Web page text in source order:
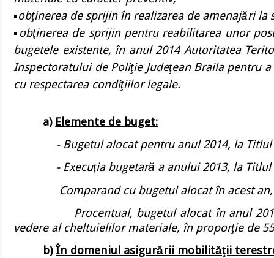
▪obţinerea de sprijin în realizarea de amenajări
▪obţinerea de sprijin pentru reabilitarea unor
bugetele existente, în anul 2014 Autoritatea
Inspectoratului de Poliţie Judeţean Braila pentru
cu respectarea condiţiilor legale.
a) Elemente de buget:
- Bugetul alocat pentru anul 2014, la Titlul II
- Execuţia bugetară a anului 2013, la Titlul II
Comparand cu bugetul alocat în acest an,
Procentual, bugetul alocat în anul 2014,
vedere al cheltuielilor materiale, în proporţie de
b) În domeniul asigurării mobilităţii